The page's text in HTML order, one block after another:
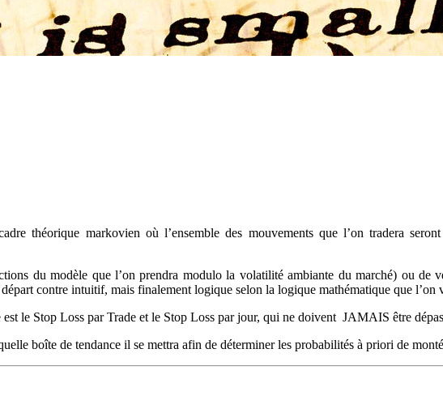
théorique markovien où l’ensemble des mouvements que l’on tradera
du modèle que l’on prendra modulo la volatilité ambiante du marché) ou de
contre intuitif, mais finalement logique selon la logique mathématique que l’on
le Stop Loss par Trade et le Stop Loss par jour, qui ne doivent JAMAIS être
boîte de tendance il se mettra afin de déterminer les probabilités à priori de